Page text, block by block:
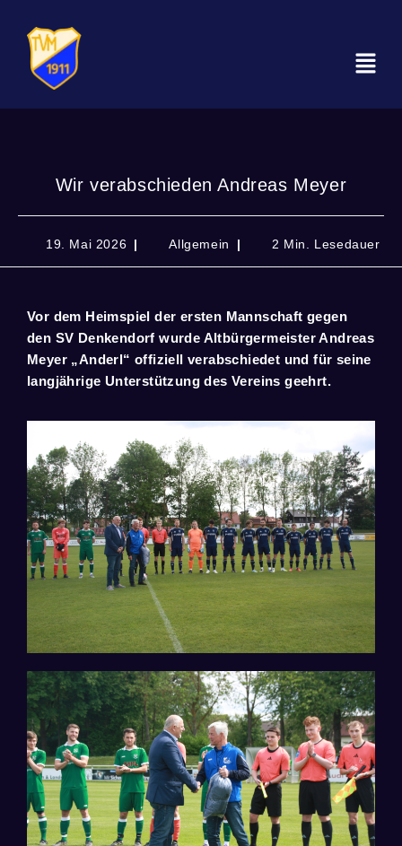
Wir verabschieden Andreas Meyer
19. Mai 2026 Allgemein 2 Min. Lesedauer
Vor dem Heimspiel der ersten Mannschaft gegen
den SV Denkendorf wurde Altbürgermeister Andreas
Meyer „Anderl“ offiziell verabschiedet und für seine
langjährige Unterstützung des Vereins geehrt.